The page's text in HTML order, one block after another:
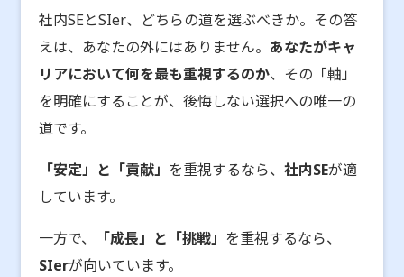
社内SEとSIer、どちらの道を選ぶべきか。その答
えは、あなたの外にはありません。 あなたがキャ
リアにおいて何を最も重視するのか、その「軸」
を明確にすることが、後悔しない選択への唯一の
道です。
「安定」と「貢献」 を重視するなら、 社内SEが適
しています。
一方で、 「成長」と「挑戦」 を重視するなら、
SIerが向いています。